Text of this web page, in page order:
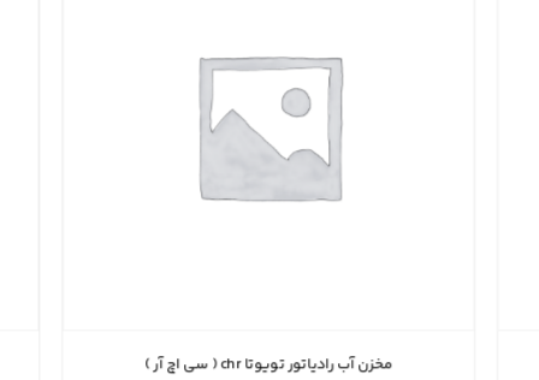
مخزن آب رادیاتور تویوتا chr ( سی اچ آر )